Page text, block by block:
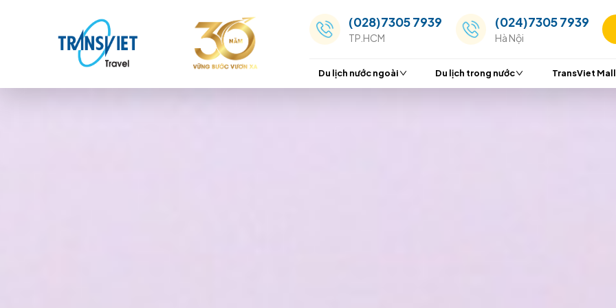
(028)7305 7939
Hà Nội
Du lịch nước ngoài Du lịch trong nước